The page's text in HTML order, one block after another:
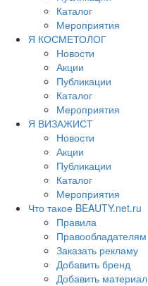
Каталог
Мероприятия
Я КОСМЕТОЛОГ
Новости
Акции
Публикации
Каталог
Мероприятия
Я ВИЗАЖИСТ
Новости
Акции
Публикации
Каталог
Мероприятия
Что такое BEAUTY.net.ru
Правила
Правообладателям
Заказать рекламу
Добавить бренд
Добавить материал